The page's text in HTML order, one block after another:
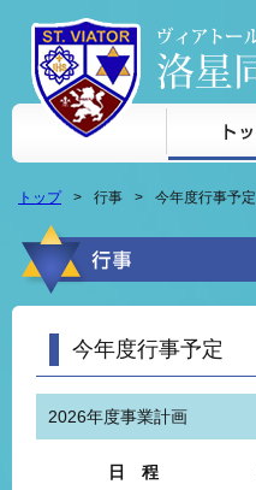
本文へジャンプ
トップ 行事 今年度行事予定
今年度行事予定
2026年度事業計画
日 程